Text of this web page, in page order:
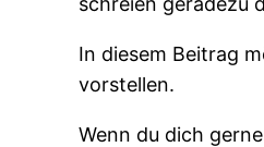
In diesem Beitrag
vorstellen.
Wenn du dich